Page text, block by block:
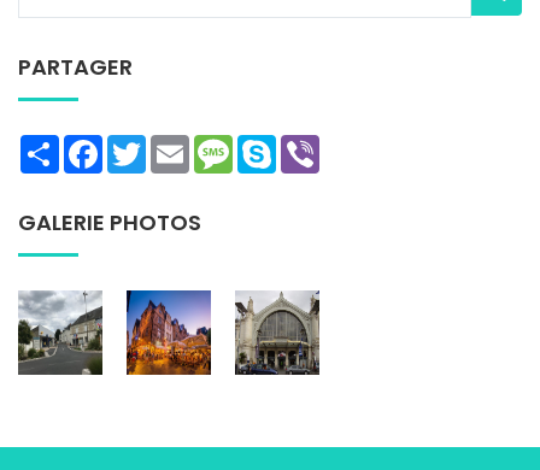
PARTAGER
ShareFacebookTwitterEmailMessage
Skype
GALERIE PHOTOS